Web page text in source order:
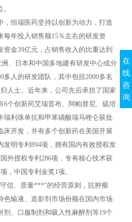
，恒瑞医药坚持以创新为动力，打造
每年投入销售额15％左右的研发资
资金39亿元，占销售收入的比重达到
、日本和中国多地建有研发中心或分
多人的研发团队，其中包括2000多名
人士。近年来，公司先后承担了国家
6个创新药艾瑞昔布、阿帕替尼、硫培
瑞利珠单抗和甲苯磺酸瑞马唑仑获批
床开发，并有多个创新药在美国开展
发明专利894项，拥有国内有效授权发
外授权专利286项，专有核心技术获
，中国专利金奖1项。
信、质量***"的经营原则，抗肿瘤
色输液、造影剂市场份额在国内市场
剂、口服制剂和吸入性麻醉剂等19个
在
线
咨
询